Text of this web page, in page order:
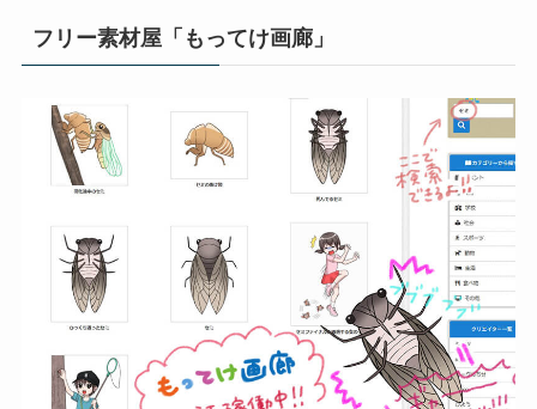
フリー素材屋「もってけ画廊」